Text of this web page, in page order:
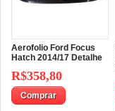
Aerofolio Ford Focus
Hatch 2014/17 Detalhe
R$358,80
Comprar